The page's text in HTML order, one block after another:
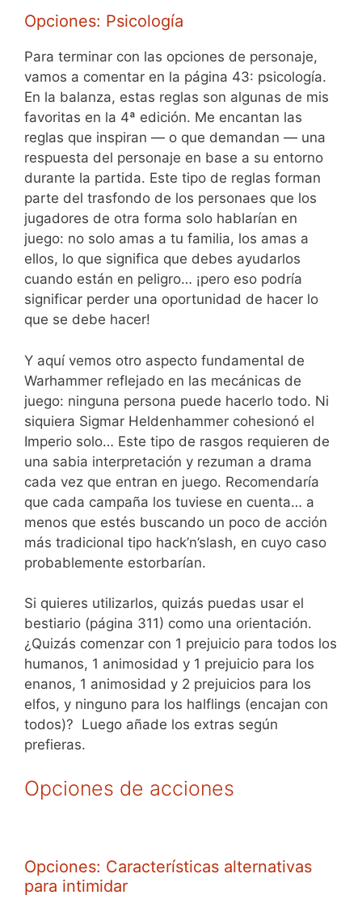
Opciones: Psicología
Para terminar con las opciones de personaje,
vamos a comentar en la página 43: psicología.
En la balanza, estas reglas son algunas de mis
favoritas en la 4ª edición. Me encantan las
reglas que inspiran — o que demandan — una
respuesta del personaje en base a su entorno
durante la partida. Este tipo de reglas forman
parte del trasfondo de los personaes que los
jugadores de otra forma solo hablarían en
juego: no solo amas a tu familia, los amas a
ellos, lo que significa que debes ayudarlos
cuando están en peligro… ¡pero eso podría
significar perder una oportunidad de hacer lo
que se debe hacer!
Y aquí vemos otro aspecto fundamental de
Warhammer reflejado en las mecánicas de
juego: ninguna persona puede hacerlo todo. Ni
siquiera Sigmar Heldenhammer cohesionó el
Imperio solo… Este tipo de rasgos requieren de
una sabia interpretación y rezuman a drama
cada vez que entran en juego. Recomendaría
que cada campaña los tuviese en cuenta… a
menos que estés buscando un poco de acción
más tradicional tipo hack’n’slash, en cuyo caso
probablemente estorbarían.
Si quieres utilizarlos, quizás puedas usar el
bestiario (página 311) como una orientación.
¿Quizás comenzar con 1 prejuicio para todos los
humanos, 1 animosidad y 1 prejuicio para los
enanos, 1 animosidad y 2 prejuicios para los
elfos, y ninguno para los halflings (encajan con
todos)? Luego añade los extras según
prefieras.
Opciones de acciones
Opciones: Características alternativas
para intimidar